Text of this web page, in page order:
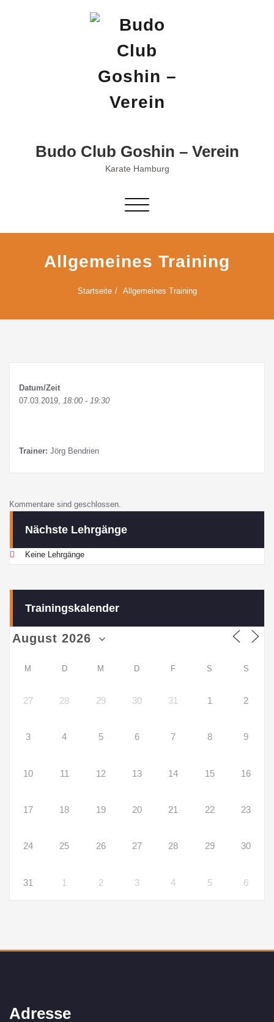
Budo Club Goshin – Verein
Karate Hamburg
Schalte
Allgemeines Training
Startseite Allgemeines Training
Datum/Zeit
07.03.2019, 18:00 - 19:30
Trainer: Jörg Bendrien
Kommentare sind geschlossen.
Nächste Lehrgänge
Keine Lehrgänge
Trainingskalender
M D M D F S S
27 28 29 30 31 1 2
3 4 5 6 7 8 9
10 11 12 13 14 15 16
17 18 19 20 21 22 23
24 25 26 27 28 29 30
31 1 2 3 4 5 6
Adresse